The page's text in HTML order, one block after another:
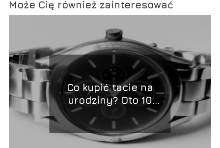
Może Cię również zainteresować
Co kupić tacie na
urodziny? Oto 10
pomysłów, które na
pewno go zachwycą!